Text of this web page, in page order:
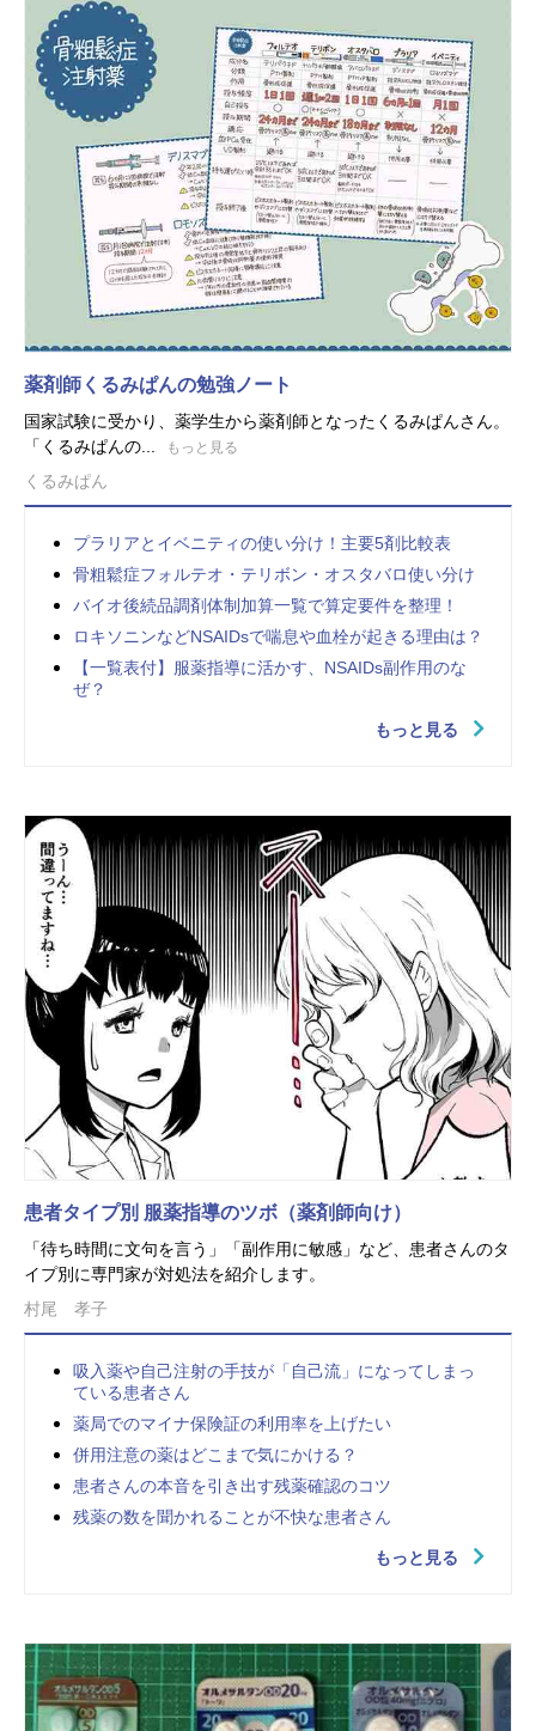
薬剤師くるみぱんの勉強ノート
国家試験に受かり、薬学生から薬剤師となったくるみぱんさん。
「くるみぱんの...
もっと見る
くるみぱん
プラリアとイベニティの使い分け！主要5剤比較表
骨粗鬆症フォルテオ・テリボン・オスタバロ使い分け
バイオ後続品調剤体制加算一覧で算定要件を整理！
ロキソニンなどNSAIDsで喘息や血栓が起きる理由は？
【一覧表付】服薬指導に活かす、NSAIDs副作用のな
ぜ？
もっと見る
患者タイプ別 服薬指導のツボ（薬剤師向け）
「待ち時間に文句を言う」「副作用に敏感」など、患者さんのタ
イプ別に専門家が対処法を紹介します。
村尾 孝子
吸入薬や自己注射の手技が「自己流」になってしまっ
ている患者さん
薬局でのマイナ保険証の利用率を上げたい
併用注意の薬はどこまで気にかける？
患者さんの本音を引き出す残薬確認のコツ
残薬の数を聞かれることが不快な患者さん
もっと見る